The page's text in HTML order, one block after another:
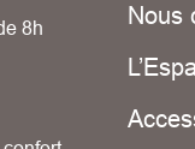
8h
Nous